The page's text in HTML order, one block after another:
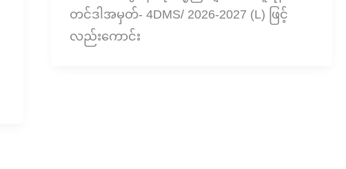
တင်ဒါအမှတ်- 4DMS/ 2026-2027 (L) ဖြင့်
လည်းကောင်း